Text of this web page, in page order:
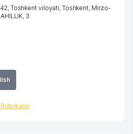
Toshkent viloyati Toshkent Mirzo-
, 3